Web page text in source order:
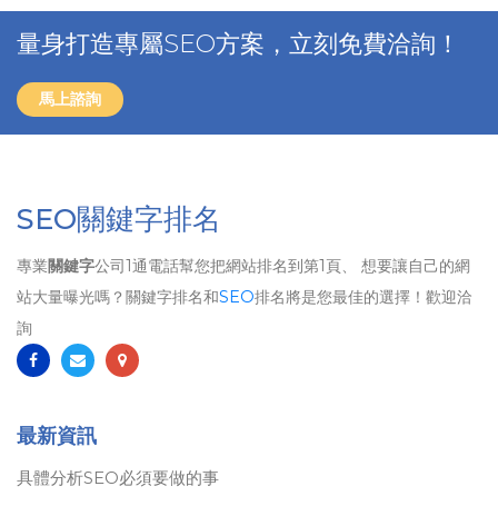
量身打造專屬SEO方案，立刻免費洽詢！
馬上諮詢
SEO關鍵字排名
專業關鍵字公司1通電話幫您把網站排名到第1頁、 想要讓自己的網
站大量曝光嗎？關鍵字排名和SEO排名將是您最佳的選擇！歡迎洽
詢
最新資訊
具體分析SEO必須要做的事